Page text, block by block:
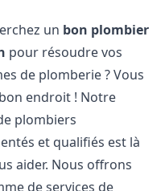
un bon plombier
pour résoudre vos
de plomberie ? Vous
endroit ! Notre
plombiers
et qualifiés est là
aider. Nous offrons
de services de